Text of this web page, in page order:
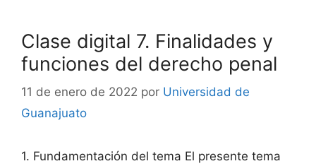
Clase digital 7. Finalidades y
funciones del derecho penal
11 de enero de 2022 por Universidad de
Guanajuato
1. Fundamentación del tema El presente tema